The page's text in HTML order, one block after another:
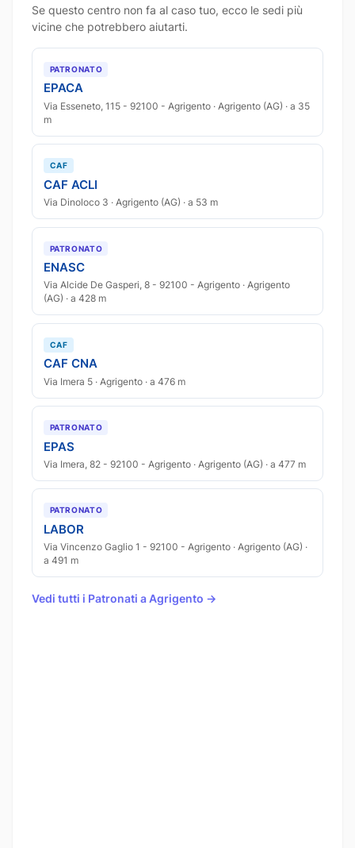
Se questo centro non fa al caso tuo, ecco le sedi più
vicine che potrebbero aiutarti.
PATRONATO
EPACA
Via Esseneto, 115 - 92100 - Agrigento · Agrigento (AG) · a 35
m
CAF
CAF ACLI
Via Dinoloco 3 · Agrigento (AG) · a 53 m
PATRONATO
ENASC
Via Alcide De Gasperi, 8 - 92100 - Agrigento · Agrigento
(AG) · a 428 m
CAF
CAF CNA
Via Imera 5 · Agrigento · a 476 m
PATRONATO
EPAS
Via Imera, 82 - 92100 - Agrigento · Agrigento (AG) · a 477 m
PATRONATO
LABOR
Via Vincenzo Gaglio 1 - 92100 - Agrigento · Agrigento (AG) ·
a 491 m
Vedi tutti i Patronati a Agrigento →